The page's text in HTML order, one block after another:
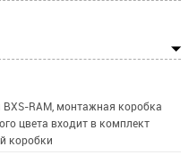
RAM, монтажная коробка
цвета входит в комплект
коробки